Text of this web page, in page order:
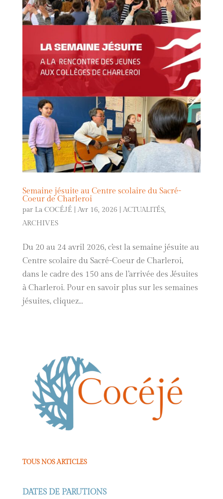
Semaine jésuite au Centre scolaire du Sacré-
Coeur de Charleroi
par La COCÉJÉ Avr 16, 2026 ACTUALITÉS,
ARCHIVES
Du 20 au 24 avril 2026, c’est la semaine jésuite au
Centre scolaire du Sacré-Coeur de Charleroi,
dans le cadre des 150 ans de l’arrivée des Jésuites
à Charleroi. Pour en savoir plus sur les semaines
jésuites, cliquez...
TOUS NOS ARTICLES
DATES DE PARUTIONS